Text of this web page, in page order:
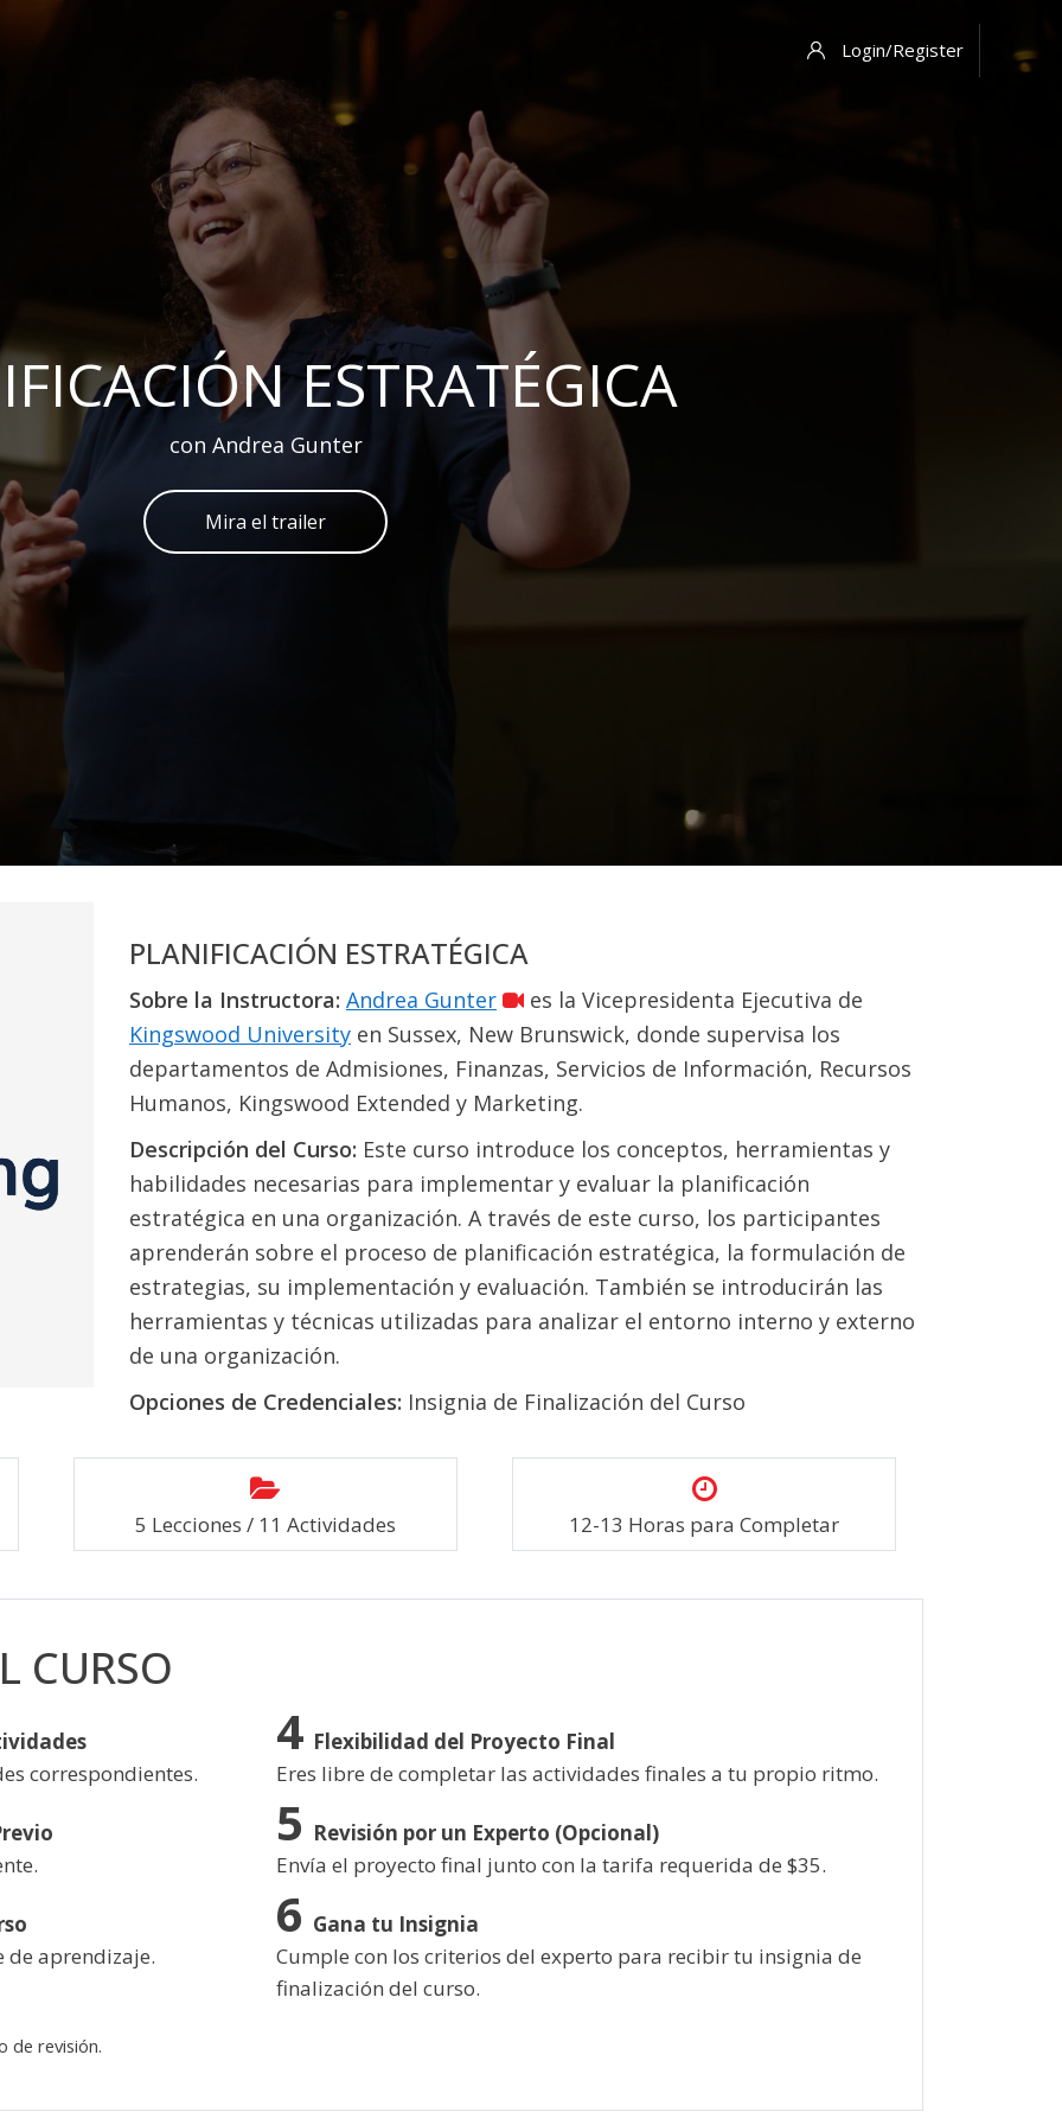
Login/Register
ESTRATÉGICA
con Andrea Gunter
Mira el trailer
PLANIFICACIÓN ESTRATÉGICA
Sobre la Instructora: Andrea Gunter
es la Vicepresidenta Ejecutiva de
Kingswood University en Sussex, New Brunswick, donde supervisa los
departamentos de Admisiones, Finanzas, Servicios de Información, Recursos
Humanos, Kingswood Extended y Marketing.
Descripción del Curso: Este curso introduce los conceptos, herramientas y
habilidades necesarias para implementar y evaluar la planificación
estratégica en una organización. A través de este curso, los participantes
aprenderán sobre el proceso de planificación estratégica, la formulación de
estrategias, su implementación y evaluación. También se introducirán las
herramientas y técnicas utilizadas para analizar el entorno interno y externo
de una organización.
Opciones de Credenciales: Insignia de Finalización del Curso
5 Lecciones / 11 Actividades 12-13 Horas para Completar
CURSO
correspondientes.
de aprendizaje.
Flexibilidad del Proyecto Final
Eres libre de completar las actividades finales a tu propio ritmo.
Revisión por un Experto (Opcional)
Envía el proyecto final junto con la tarifa requerida de $35.
Gana tu Insignia
Cumple con los criterios del experto para recibir tu insignia de
finalización del curso.
de revisión.